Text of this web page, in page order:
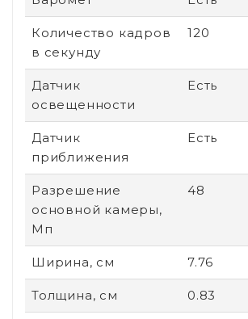
Количество кадров
в секунду
120
Датчик
освещенности
Есть
Датчик
приближения
Есть
Разрешение
основной камеры,
Мп
48
Ширина, см 7.76
Толщина, см 0.83